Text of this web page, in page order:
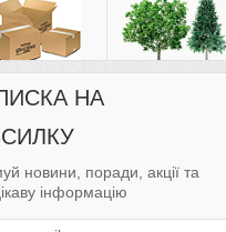
НА
новини, поради, акції та
інформацію